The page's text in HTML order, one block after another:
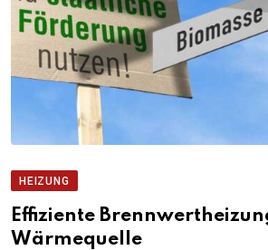
HEIZUNG
Effiziente
Wärmequelle